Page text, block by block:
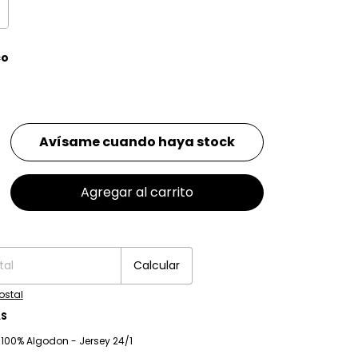
Avísame cuando haya stock
Calcular
100% Algodon - Jersey 24/1